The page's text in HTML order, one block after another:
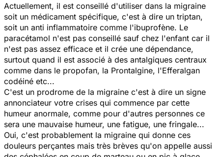
Actuellement, il est conseillé d'utiliser dans la migraine
soit un médicament spécifique, c'est à dire un triptan,
soit un anti inflammatoire comme l'ibuprofène. Le
paracétamol n'est pas conseillé sauf chez l'enfant car il
n'est pas assez efficace et il crée une dépendance,
surtout quand il est associé à des antalgiques centraux
comme dans le propofan, la Prontalgine, l'Efferalgan
codéiné etc...
C'est un prodrome de la migraine c'est à dire un signe
annonciateur votre crises qui commence par cette
humeur anormale, comme pour d'autres personnes ce
sera une mauvaise humeur, une fatigue, une fringale...
Oui, c'est probablement la migraine qui donne ces
douleurs perçantes mais très brèves qu'on appelle aussi